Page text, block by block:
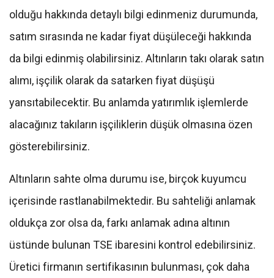
olduğu hakkında detaylı bilgi edinmeniz durumunda,
satım sırasında ne kadar fiyat düşüleceği hakkında
da bilgi edinmiş olabilirsiniz. Altınların takı olarak satın
alımı, işçilik olarak da satarken fiyat düşüşü
yansıtabilecektir. Bu anlamda yatırımlık işlemlerde
alacağınız takıların işçiliklerin düşük olmasına özen
gösterebilirsiniz.
Altınların sahte olma durumu ise, birçok kuyumcu
içerisinde rastlanabilmektedir. Bu sahteliği anlamak
oldukça zor olsa da, farkı anlamak adına altının
üstünde bulunan TSE ibaresini kontrol edebilirsiniz.
Üretici firmanın sertifikasının bulunması, çok daha